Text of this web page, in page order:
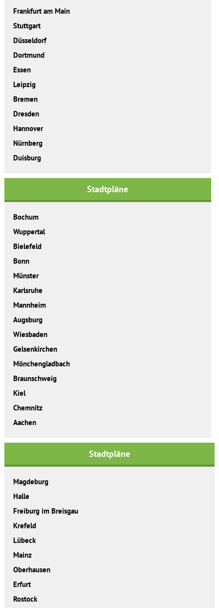
Frankfurt am Main
Stuttgart
Düsseldorf
Dortmund
Essen
Leipzig
Bremen
Dresden
Hannover
Nürnberg
Duisburg
Stadtpläne
Bochum
Wuppertal
Bielefeld
Bonn
Münster
Karlsruhe
Mannheim
Augsburg
Wiesbaden
Gelsenkirchen
Mönchengladbach
Braunschweig
Kiel
Chemnitz
Aachen
Stadtpläne
Magdeburg
Halle
Freiburg im Breisgau
Krefeld
Lübeck
Mainz
Oberhausen
Erfurt
Rostock